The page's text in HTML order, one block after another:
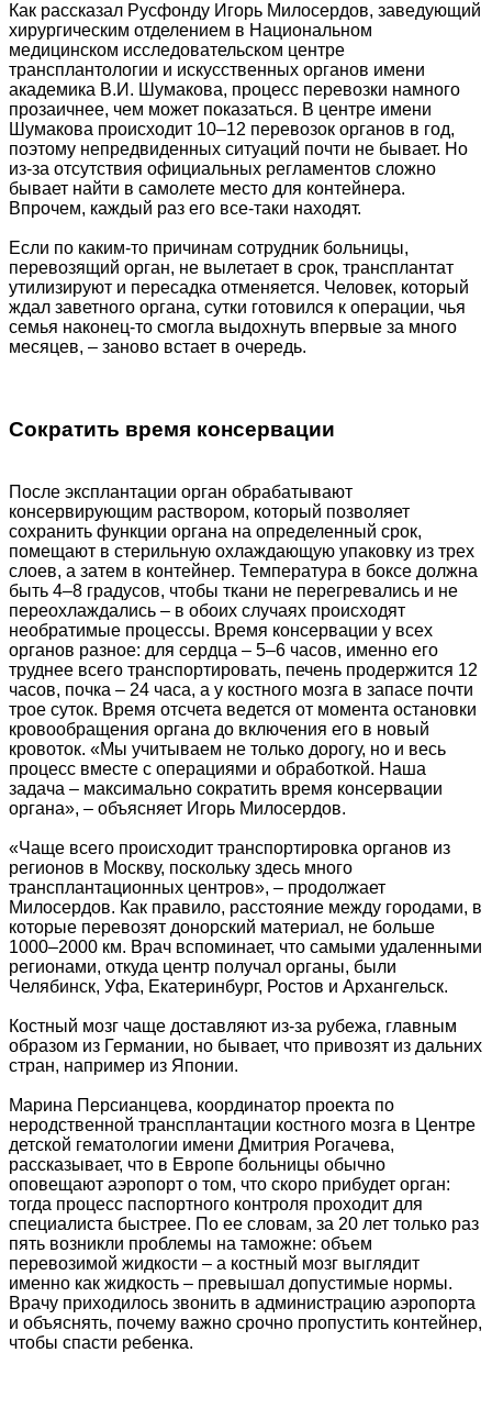
Как рассказал Русфонду Игорь Милосердов, заведующий
хирургическим отделением в Национальном
медицинском исследовательском центре
трансплантологии и искусственных органов имени
академика В.И. Шумакова, процесс перевозки намного
прозаичнее, чем может показаться. В центре имени
Шумакова происходит 10–12 перевозок органов в год,
поэтому непредвиденных ситуаций почти не бывает. Но
из-за отсутствия официальных регламентов сложно
бывает найти в самолете место для контейнера.
Впрочем, каждый раз его все-таки находят.
Если по каким-то причинам сотрудник больницы,
перевозящий орган, не вылетает в срок, трансплантат
утилизируют и пересадка отменяется. Человек, который
ждал заветного органа, сутки готовился к операции, чья
семья наконец-то смогла выдохнуть впервые за много
месяцев, – заново встает в очередь.
Сократить время консервации
После эксплантации орган обрабатывают
консервирующим раствором, который позволяет
сохранить функции органа на определенный срок,
помещают в стерильную охлаждающую упаковку из трех
слоев, а затем в контейнер. Температура в боксе должна
быть 4–8 градусов, чтобы ткани не перегревались и не
переохлаждались – в обоих случаях происходят
необратимые процессы. Время консервации у всех
органов разное: для сердца – 5–6 часов, именно его
труднее всего транспортировать, печень продержится 12
часов, почка – 24 часа, а у костного мозга в запасе почти
трое суток. Время отсчета ведется от момента остановки
кровообращения органа до включения его в новый
кровоток. «Мы учитываем не только дорогу, но и весь
процесс вместе с операциями и обработкой. Наша
задача – максимально сократить время консервации
органа», – объясняет Игорь Милосердов.
«Чаще всего происходит транспортировка органов из
регионов в Москву, поскольку здесь много
трансплантационных центров», – продолжает
Милосердов. Как правило, расстояние между городами, в
которые перевозят донорский материал, не больше
1000–2000 км. Врач вспоминает, что самыми удаленными
регионами, откуда центр получал органы, были
Челябинск, Уфа, Екатеринбург, Ростов и Архангельск.
Костный мозг чаще доставляют из-за рубежа, главным
образом из Германии, но бывает, что привозят из дальних
стран, например из Японии.
Марина Персианцева, координатор проекта по
неродственной трансплантации костного мозга в Центре
детской гематологии имени Дмитрия Рогачева,
рассказывает, что в Европе больницы обычно
оповещают аэропорт о том, что скоро прибудет орган:
тогда процесс паспортного контроля проходит для
специалиста быстрее. По ее словам, за 20 лет только раз
пять возникли проблемы на таможне: объем
перевозимой жидкости – а костный мозг выглядит
именно как жидкость – превышал допустимые нормы.
Врачу приходилось звонить в администрацию аэропорта
и объяснять, почему важно срочно пропустить контейнер,
чтобы спасти ребенка.